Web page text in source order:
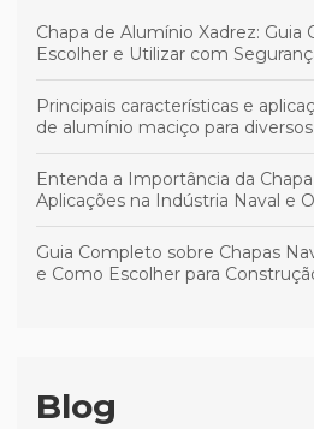
Chapa de Alumínio Xadrez: Guia
Escolher e Utilizar com
Principais características e
de alumínio maciço para
Entenda a Importância da
Aplicações na Indústria Naval e
Guia Completo sobre Chapas
e Como Escolher para
Blog